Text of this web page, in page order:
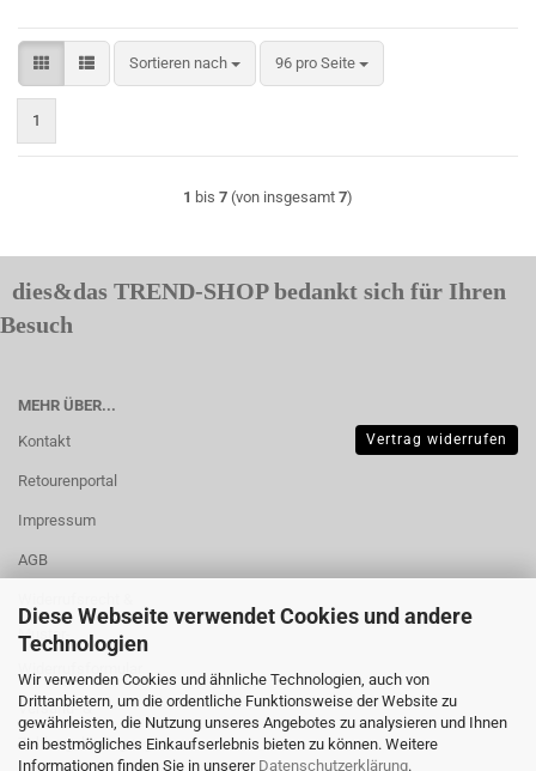
Diese Webseite verwendet Cookies und andere
Technologien
Wir verwenden Cookies und ähnliche Technologien, auch von
Drittanbietern, um die ordentliche Funktionsweise der Website zu
gewährleisten, die Nutzung unseres Angebotes zu analysieren und Ihnen
ein bestmögliches Einkaufserlebnis bieten zu können. Weitere
Informationen finden Sie in unserer Datenschutzerklärung.
Sortieren nach
Sortieren nach 96 pro Seite
pro Seite
1
1 bis 7 (von insgesamt 7)
dies&das TREND-SHOP bedankt sich für Ihren
Besuch
MEHR ÜBER...
Kontakt
Retourenportal
Impressum
AGB
Muster-
Widerrufsformular
Versand- &
Zahlungsbedingungen
Vertrag widerrufen